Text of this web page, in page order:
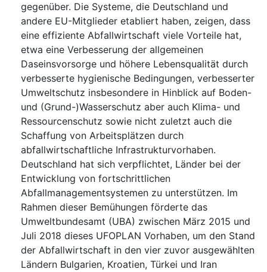
gegenüber. Die Systeme, die Deutschland und
andere EU-Mitglieder etabliert haben, zeigen, dass
eine effiziente Abfallwirtschaft viele Vorteile hat,
etwa eine Verbesserung der allgemeinen
Daseinsvorsorge und höhere Lebensqualität durch
verbesserte hygienische Bedingungen, verbesserter
Umweltschutz insbesondere in Hinblick auf Boden-
und (Grund-)Wasserschutz aber auch Klima- und
Ressourcenschutz sowie nicht zuletzt auch die
Schaffung von Arbeitsplätzen durch
abfallwirtschaftliche Infrastrukturvorhaben.
Deutschland hat sich verpflichtet, Länder bei der
Entwicklung von fortschrittlichen
Abfallmanagementsystemen zu unterstützen. Im
Rahmen dieser Bemühungen förderte das
Umweltbundesamt (UBA) zwischen März 2015 und
Juli 2018 dieses UFOPLAN Vorhaben, um den Stand
der Abfallwirtschaft in den vier zuvor ausgewählten
Ländern Bulgarien, Kroatien, Türkei und Iran